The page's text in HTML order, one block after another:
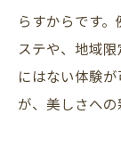
らすからです
ステや、地域
にはない体験
が、美しさへの